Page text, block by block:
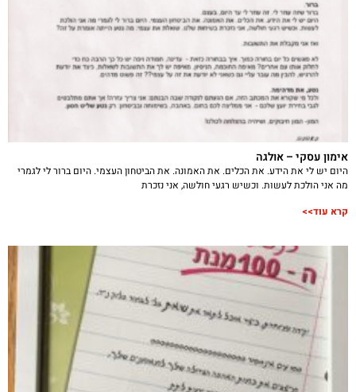
אימון עסקי – אולגה
היום יש לי את הידע. את הכלים. את האמונה. את הביטחון העצמי. היום ברור לי לגמרי
מה אני הולכת לעשות. וכשיש רגעי חולשה, אני נזכרת
קרא עוד>>